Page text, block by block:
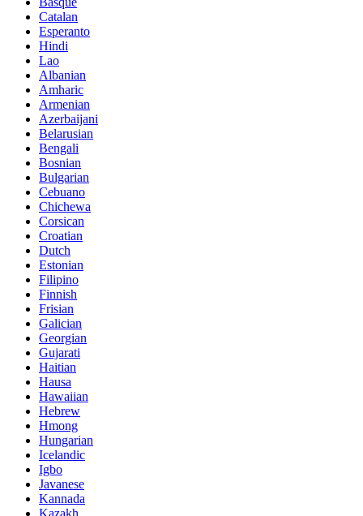
Catalan
Esperanto
Hindi
Lao
Albanian
Amharic
Armenian
Azerbaijani
Belarusian
Bengali
Bosnian
Bulgarian
Cebuano
Chichewa
Corsican
Croatian
Dutch
Estonian
Filipino
Finnish
Frisian
Galician
Georgian
Gujarati
Haitian
Hausa
Hawaiian
Hebrew
Hmong
Hungarian
Icelandic
Igbo
Javanese
Kannada